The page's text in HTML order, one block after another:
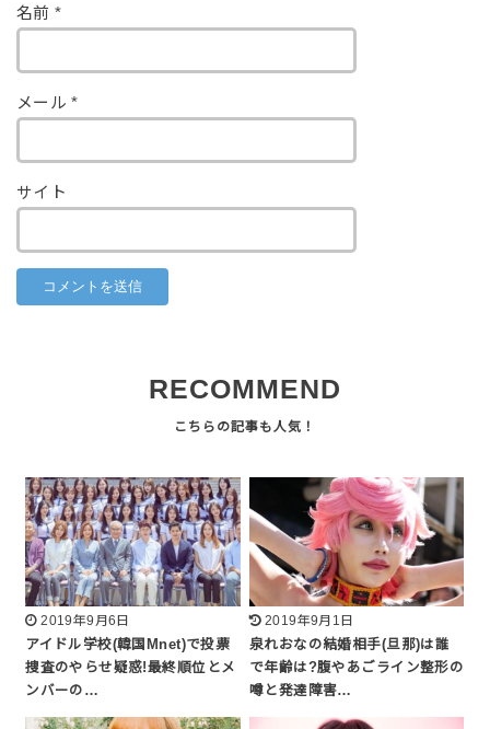
名前 *
メール*
サイト
RECOMMEND
2019年9月6日
アイドル学校(韓国Mnet)で投票
捜査のやらせ疑惑!最終順位とメ
ンバーの…
2019年9月1日
泉れおなの結婚相手(旦那)は誰
で年齢は?腹やあごライン整形の
噂と発達障害…